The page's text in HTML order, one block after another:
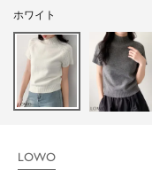
ホワイト
LOWO